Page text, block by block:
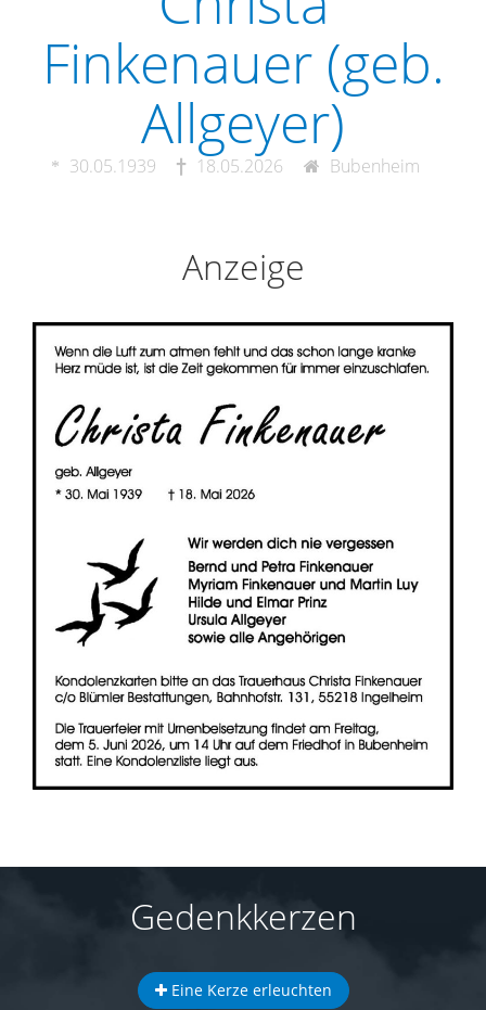
Finkenauer (geb.
Allgeyer)
30.05.1939 18.05.2026 Bubenheim
Anzeige
Gedenkkerzen
Eine Kerze erleuchten